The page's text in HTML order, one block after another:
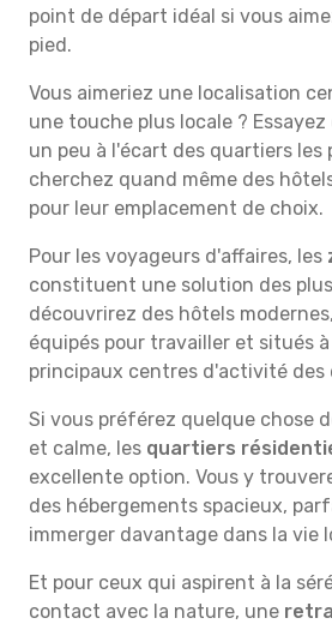
point de départ idéal si vous
pied.
Vous aimeriez une localisation
une touche plus locale ?
un peu à l'écart des quartiers les
cherchez quand même des
pour leur emplacement de choix.
Pour les voyageurs d'affaires, les
constituent une solution des
découvrirez des hôtels
équipés pour travailler et situés
principaux centres d'activité des
Si vous préférez quelque chose
et calme, les quartiers
excellente option. Vous y
des hébergements spacieux,
immerger davantage dans la vie
Et pour ceux qui aspirent à la
contact avec la nature, une